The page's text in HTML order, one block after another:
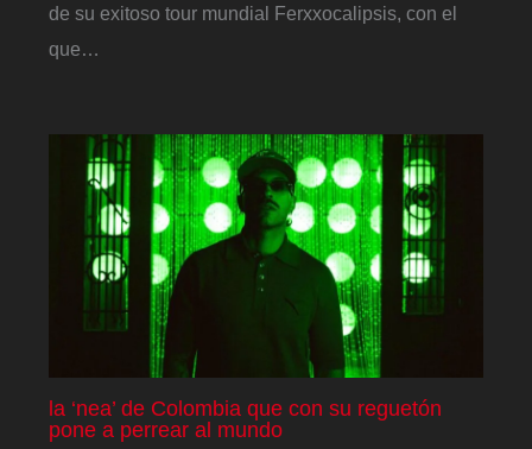
de su exitoso tour mundial Ferxxocalipsis, con el
que…
la ‘nea’ de Colombia que con su reguetón
pone a perrear al mundo